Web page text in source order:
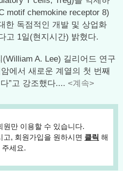
motif chemokine receptor 8)
한 독점적인 개발 및 상업화
고 1일(현지시간) 밝혔다.
A. Lee) 길리어드 연구
에서 새로운 계열의 첫 번째
”고 강조했다.... <계속>
원만 이용할 수 있습니다.
고, 회원가입을 원하시면 클릭 해
주세요.